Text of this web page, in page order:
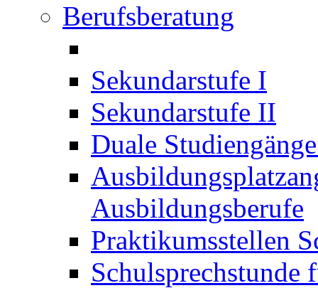
Berufsberatung
Sekundarstufe I
Sekundarstufe II
Duale
Ausbildungsberufe
Praktikumsstellen
Schulsprechstunde